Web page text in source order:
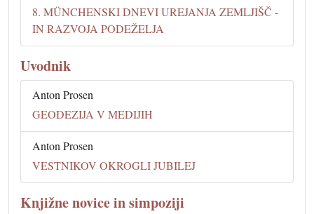
8. MÜNCHENSKI DNEVI UREJANJA ZEMLJIŠČ -
IN RAZVOJA PODEŽELJA
Uvodnik
Anton Prosen
GEODEZIJA V MEDIJIH
Anton Prosen
VESTNIKOV OKROGLI JUBILEJ
Knjižne novice in simpoziji